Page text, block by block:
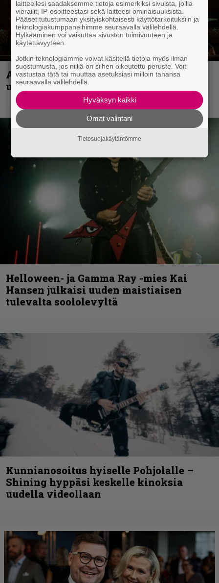
Anthrax vie katsojat keikkatunnelmiin
uudella videollaan
Helloween- ja Gamma Ray -mies Kai
Hansen julkaisi uuden maistiaisen
tulevalta soololevyltä
Kunnianosoitus hyiselle Pohjolalle –
Shining hyppäsi keskelle kinoksia
uudella videollaan
laitteellesi saadaksemme tietoja esimerkiksi sivuista, joilla
vierailit, IP-osoitteestasi sekä laitteesi ominaisuuksista.
Pääset tutustumaan yksityiskohtaisesti käyttötarkoituksiin ja
teknologiakumppaneihimme seuraavalla välilehdellä.
Hylkääminen voi vaikuttaa sivuston toimivuuteen ja
käytettävyyteen.
Jotkin teknologiamme voivat käsitellä tietoja myös ilman
suostumusta, jos niillä on siihen oikeutettu peruste. Voit
vastustaa tätä tai muuttaa asetuksiasi milloin tahansa
seuraavalla välilehdellä.
Hyväksyn kaikki
Omat valintani
Tietosuojakäytäntömme